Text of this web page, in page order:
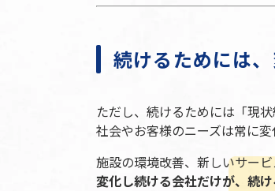
続けるためには
ただし、続けるためには「現
社会やお客様のニーズは常に変
施設の環境改善、新しいサー
変化し続ける会社だけが、続